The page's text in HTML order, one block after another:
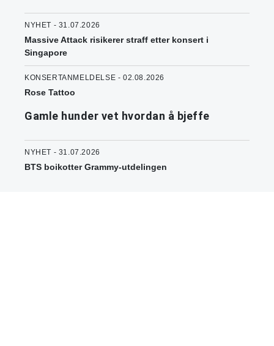
NYHET - 31.07.2026
Massive Attack risikerer straff etter konsert i
Singapore
KONSERTANMELDELSE - 02.08.2026
Rose Tattoo
Gamle hunder vet hvordan å bjeffe
NYHET - 31.07.2026
BTS boikotter Grammy-utdelingen